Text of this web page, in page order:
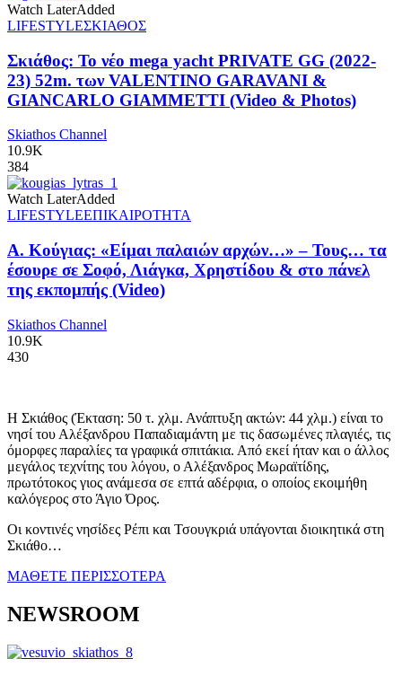
Watch LaterAdded
LIFESTYLEΣΚΙΑΘΟΣ
Σκιάθος: Το νέο mega yacht PRIVATE GG (2022-
23) 52m. των VALENTINO GARAVANI &
GIANCARLO GIAMMETTI (Video & Photos)
Skiathos Channel
10.9K
384
Watch LaterAdded
LIFESTYLEΕΠΙΚΑΙΡΟΤΗΤΑ
Α. Κούγιας: «Είμαι παλαιών αρχών…» – Τους… τα
έσουρε σε Σοφό, Λιάγκα, Χρηστίδου & στο πάνελ
της εκπομπής (Video)
Skiathos Channel
10.9K
430
Η Σκιάθος (Έκταση: 50 τ. χλμ. Ανάπτυξη ακτών: 44 χλμ.) είναι το
νησί του Αλέξανδρου Παπαδιαμάντη με τις δασωμένες πλαγιές, τις
όμορφες παραλίες τα γραφικά σπιτάκια. Από εκεί ήταν και ο άλλος
μεγάλος τεχνίτης του λόγου, ο Αλέξανδρος Μωραϊτίδης,
πρωτότοκος γιος ανάμεσα σε επτά αδέρφια, ο οποίος εκοιμήθη
καλόγερος στο Άγιο Όρος.
Οι κοντινές νησίδες Ρέπι και Τσουγκριά υπάγονται διοικητικά στη
Σκιάθο…
ΜΑΘΕΤΕ ΠΕΡΙΣΣΟΤΕΡΑ
NEWSROOM